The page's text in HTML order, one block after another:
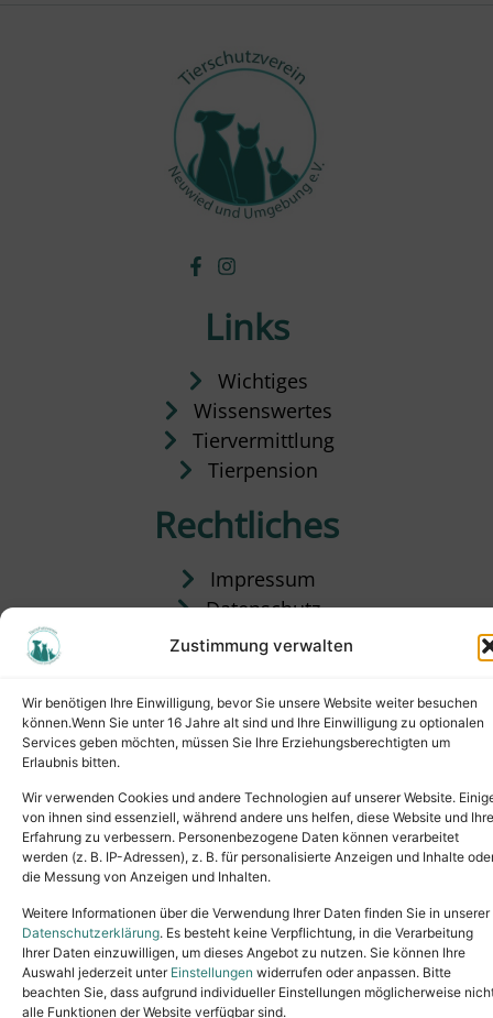
Zustimmung verwalten
Wir benötigen Ihre Einwilligung, bevor Sie unsere Website weiter besuchen
können.Wenn Sie unter 16 Jahre alt sind und Ihre Einwilligung zu optionalen
Services geben möchten, müssen Sie Ihre Erziehungsberechtigten um
Erlaubnis bitten.
Wir verwenden Cookies und andere Technologien auf unserer Website.
von ihnen sind essenziell, während andere uns helfen, diese Website und Ihre
Erfahrung zu verbessern. Personenbezogene Daten können verarbeitet
werden (z. B. IP-Adressen), z. B. für personalisierte Anzeigen und Inhalte
die Messung von Anzeigen und Inhalten.
Weitere Informationen über die Verwendung Ihrer Daten finden Sie in unserer
Datenschutzerklärung. Es besteht keine Verpflichtung, in die Verarbeitung
Ihrer Daten einzuwilligen, um dieses Angebot zu nutzen. Sie können Ihre
Auswahl jederzeit unter Einstellungen widerrufen oder anpassen. Bitte
beachten Sie, dass aufgrund individueller Einstellungen möglicherweise
alle Funktionen der Website verfügbar sind.
Links
Wichtiges
Wissenswertes
Tiervermittlung
Tierpension
Rechtliches
Impressum
Datenschutz
Satzung
Copyright © 2024. All rights reserved.
Tel.: (02631) 55356buero@tierheim-neuwied.de
Ludwigshof 1, 56567 Neuwied